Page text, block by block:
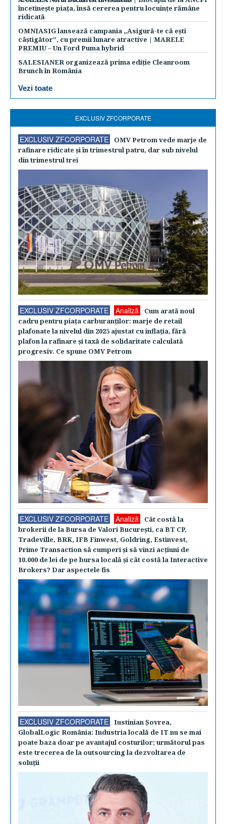
încetinește piața, însă cererea pentru locuințe rămâne
ridicată
OMNIASIG lansează campania „Asigură-te că ești
câștigător”, cu premii lunare atractive | MARELE
PREMIU – Un Ford Puma hybrid
SALESIANER organizează prima ediție Cleanroom
Brunch în România
Vezi toate
EXCLUSIV ZFCORPORATE
EXCLUSIV ZFCORPORATE
OMV Petrom vede marje de
rafinare ridicate şi în trimestrul patru, dar sub nivelul
din trimestrul trei
EXCLUSIV ZFCORPORATE Analiză
Cum arată noul
cadru pentru piaţa carburanţilor: marje de retail
plafonate la nivelul din 2025 ajustat cu inflaţia, fără
plafon la rafinare şi taxă de solidaritate calculată
progresiv. Ce spune OMV Petrom
EXCLUSIV ZFCORPORATE Analiză
Cât costă la
brokerii de la Bursa de Valori Bucureşti, ca BT CP,
Tradeville, BRK, IFB Finwest, Goldring, Estinvest,
Prime Transaction să cumperi şi să vinzi acţiuni de
10.000 de lei de pe bursa locală şi cât costă la Interactive
Brokers? Dar aspectele fis
EXCLUSIV ZFCORPORATE
Iustinian Şovrea,
GlobalLogic România: Industria locală de IT nu se mai
poate baza doar pe avantajul costurilor; următorul pas
este trecerea de la outsourcing la dezvoltarea de
soluţii